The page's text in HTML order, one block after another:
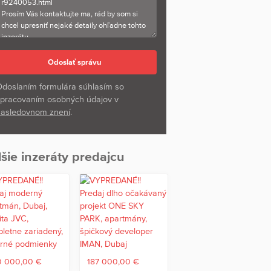
formulára súhlasím so
osobných údajov v
znení.
inzeráty predajcu
000,00 € 187 000,00 €